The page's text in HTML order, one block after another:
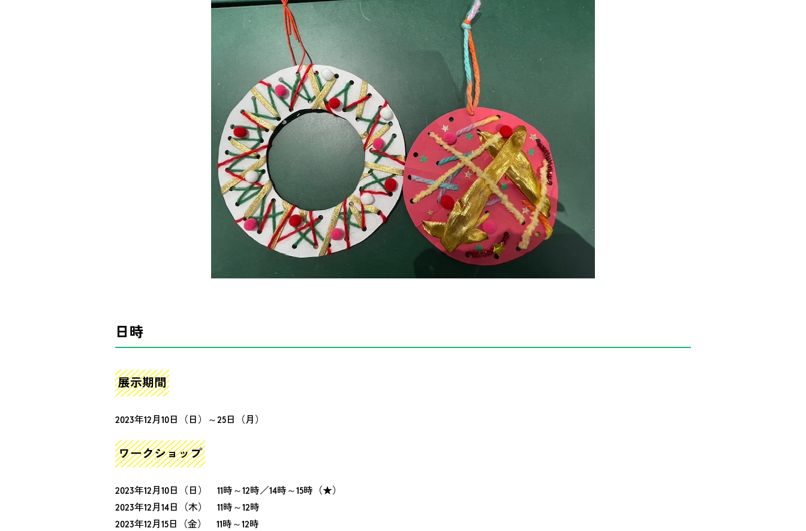
日時
展示期間
2023年12月10日（日）～25日（月）
ワークショップ
2023年12月10日（日） 11時～12時／14時～15時（★）
2023年12月14日（木） 11時～12時
2023年12月15日（金） 11時～12時